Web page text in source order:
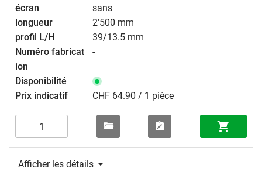
sans
2'500 mm
39/13.5 mm
-
CHF 64.90 / 1 pièce
Afficher les détails